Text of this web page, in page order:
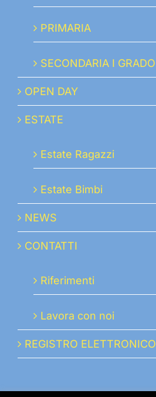
PRIMARIA
SECONDARIA I GRADO
OPEN DAY
ESTATE
Estate Ragazzi
Estate Bimbi
NEWS
CONTATTI
Riferimenti
Lavora con noi
REGISTRO ELETTRONICO